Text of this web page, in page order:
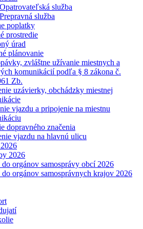
Opatrovateľská služba
Prepravná služba
poplatky
prostredie
úrad
plánovanie
zvláštne užívanie miestnych a
komunikácií podľa § 8 zákona č.
Zb.
uzávierky, obchádzky miestnej
vjazdu a pripojenie na miestnu
dopravného značenia
vjazdu na hlavnú ulicu
2026
orgánov samosprávy obcí 2026
orgánov samosprávnych krajov 2026